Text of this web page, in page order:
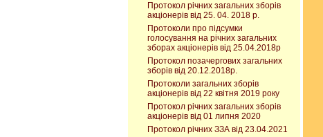
Протокол річних загальних зборів
акціонерів від 25. 04. 2018 р.
Протоколи про підсумки
голосування на річних загальних
зборах акціонерів від 25.04.2018р
Протокол позачергових загальних
зборів від 20.12.2018р.
Протоколи загальних зборів
акціонерів від 22 квітня 2019 року
Протокол річних загальних зборів
акціонерів від 01 липня 2020
Протокол річних ЗЗА від 23.04.2021